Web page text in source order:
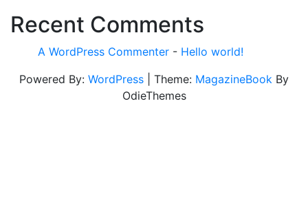
Recent Comments
A WordPress Commenter - Hello world!
Powered By: WordPress Theme: MagazineBook By
OdieThemes